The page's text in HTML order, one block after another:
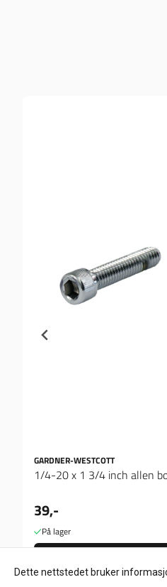
GARDNER-WESTCOTT
1/4-20 x 1 3/4 inch allen
39,-
På lager
Dette nettstedet bruker